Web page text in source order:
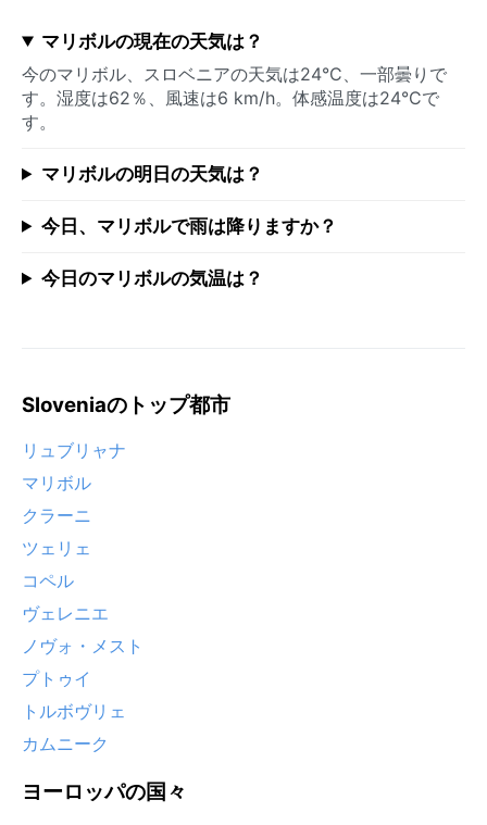
マリボルの現在の天気は？
今のマリボル、スロベニアの天気は24°C、一部曇りで
す。湿度は62％、風速は6 km/h。体感温度は24°Cで
す。
マリボルの明日の天気は？
今日、マリボルで雨は降りますか？
今日のマリボルの気温は？
Sloveniaのトップ都市
リュブリャナ
マリボル
クラーニ
ツェリェ
コペル
ヴェレニエ
ノヴォ・メスト
プトゥイ
トルボヴリェ
カムニーク
ヨーロッパの国々